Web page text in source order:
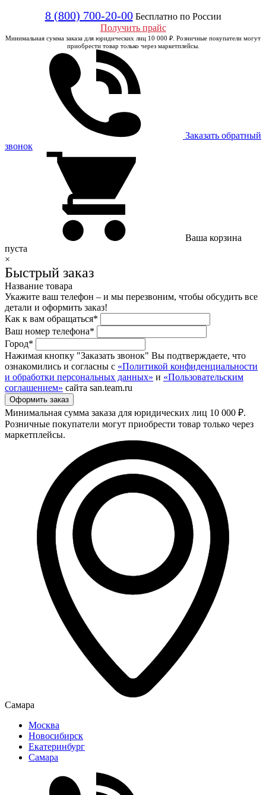
8 (800) 700-20-00 Бесплатно по России
Получить прайс
Минимальная сумма заказа для юридических лиц 10 000 ₽. Розничные покупатели могут
приобрести товар только через маркетплейсы.
Заказать обратный
звонок
Ваша корзина
пуста
×
Быстрый заказ
Название товара
Укажите ваш телефон – и мы перезвоним, чтобы обсудить все
детали и оформить заказ!
Как к вам обращаться*
Ваш номер телефона*
Город*
Нажимая кнопку "Заказать звонок" Вы подтверждаете, что
ознакомились и согласны с «Политикой конфиденциальности
и обработки персональных данных» и «Пользовательским
соглашением» сайта san.team.ru
Минимальная сумма заказа для юридических лиц 10 000 ₽.
Розничные покупатели могут приобрести товар только через
маркетплейсы.
Самара
Москва
Новосибирск
Екатеринбург
Самара